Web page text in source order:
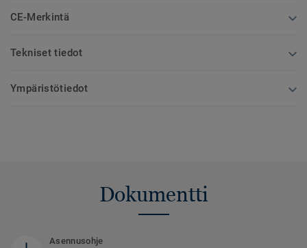
CE-Merkintä
Tekniset tiedot
Ympäristötiedot
Dokumentti
Asennusohje